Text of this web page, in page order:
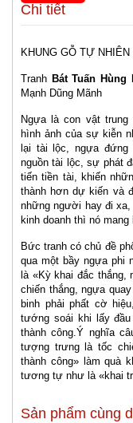
Chi tiết
KHUNG GỖ TỰ
Tranh Bát Tuấn Hùng
Mạnh Dũng Mãnh
Ngựa là con vật
hình ảnh của sự kiễn
lại tài lộc, ngựa
nguồn tài lộc, sự phát
tiến tiền tài, khiến
thành hơn dự kiến và
những người hay đi xa,
kinh doanh thì nó
Bức tranh có chủ đề
qua một bầy ngựa phi
là «Kỳ khai đắc thắng,
chiến thắng, ngựa
binh phải phất cờ
tướng soái khi lấy
thành công.Ý nghĩa
tượng trưng là tốc
thành công» làm quà
tương tự như là «khai
Sản phẩm cùng